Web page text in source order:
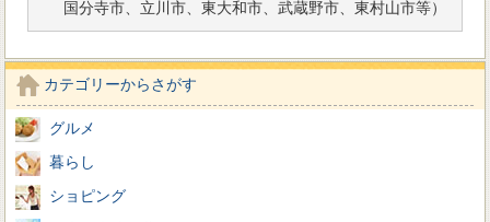
国分寺市、立川市、東大和市、武蔵野市、東村山市等）
カテゴリーからさがす
グルメ
暮らし
ショピング